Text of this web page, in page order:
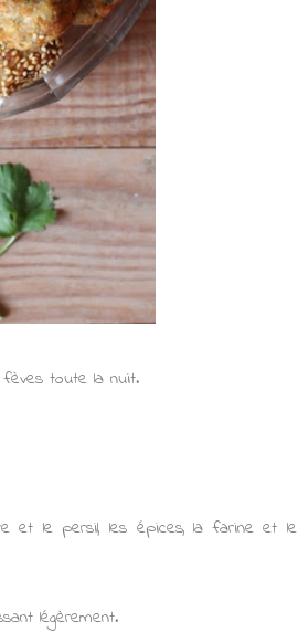
toute la nuit.
et le persil, les épices, la farine et le
légèrement.